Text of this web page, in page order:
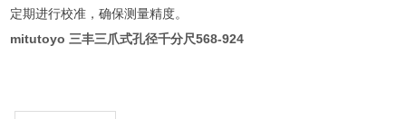
定期进行校准，确保测量精度。
mitutoyo 三丰三爪式孔径千分尺568-924